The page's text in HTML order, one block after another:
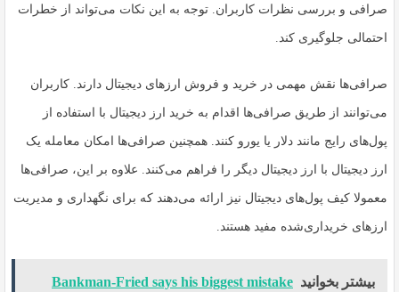
صرافی و بررسی نظرات کاربران. توجه به این نکات می‌تواند از خطرات
احتمالی جلوگیری کند.
صرافی‌ها نقش مهمی در خرید و فروش ارزهای دیجیتال دارند. کاربران
می‌توانند از طریق صرافی‌ها اقدام به خرید ارز دیجیتال با استفاده از
پول‌های رایج مانند دلار یا یورو کنند. همچنین صرافی‌ها امکان معامله یک
ارز دیجیتال با ارز دیجیتال دیگر را فراهم می‌کنند. علاوه بر این، صرافی‌ها
معمولا کیف پول‌های دیجیتال نیز ارائه می‌دهند که برای نگهداری و مدیریت
ارزهای خریداری‌شده مفید هستند.
بیشتر بخوانید Bankman-Fried says his biggest mistake